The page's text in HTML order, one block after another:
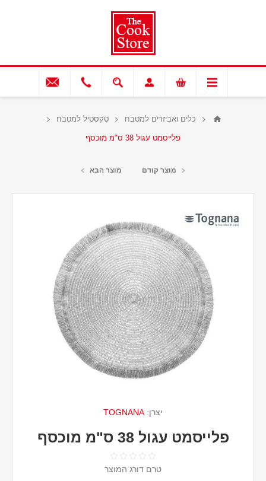
כלים ואביזרים למטבח טקסטיל למטבח
פלייסמט עגול 38 ס"מ מוכסף
מוצר קודם מוצר הבא
יצרן: TOGNANA
פלייסמט עגול 38 ס"מ מוכסף
טרם דורג המוצר